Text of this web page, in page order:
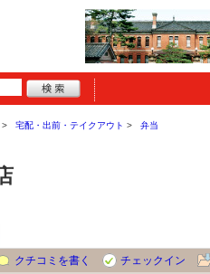
宅配・出前・テイクアウト 弁当
クチコミを書く
チェックイン